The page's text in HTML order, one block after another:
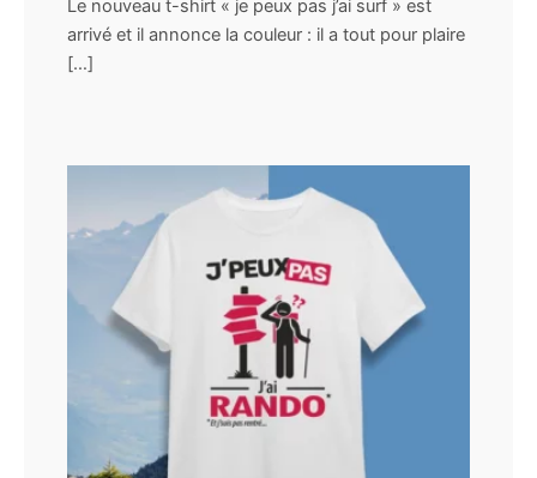
Le nouveau t-shirt « je peux pas j’ai surf » est
arrivé et il annonce la couleur : il a tout pour plaire
[…]